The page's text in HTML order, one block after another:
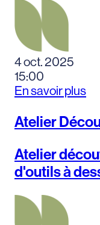
4 oct. 2025
15:00
En savoir plus
Atelier
Atelier
d'outils à